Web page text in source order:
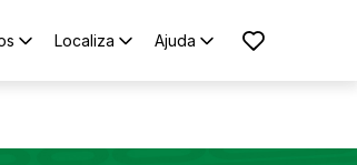
Localiza Ajuda